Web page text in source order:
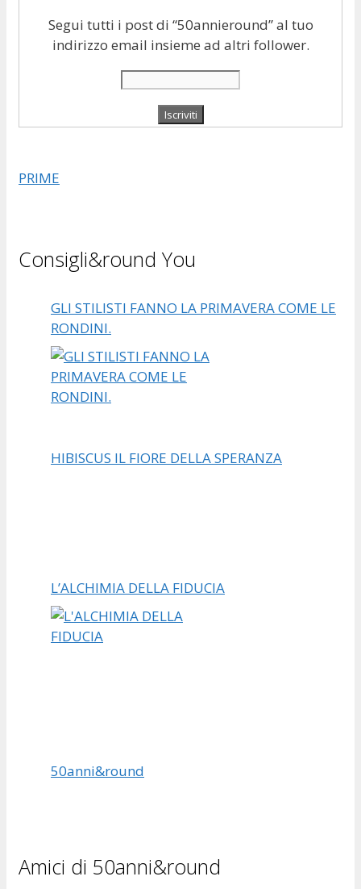
Segui tutti i post di “50annieround” al tuo
indirizzo email insieme ad altri follower.
PRIME
Consigli&round You
GLI STILISTI FANNO LA PRIMAVERA COME LE
RONDINI.
HIBISCUS IL FIORE DELLA SPERANZA
L’ALCHIMIA DELLA FIDUCIA
50anni&round
Amici di 50anni&round